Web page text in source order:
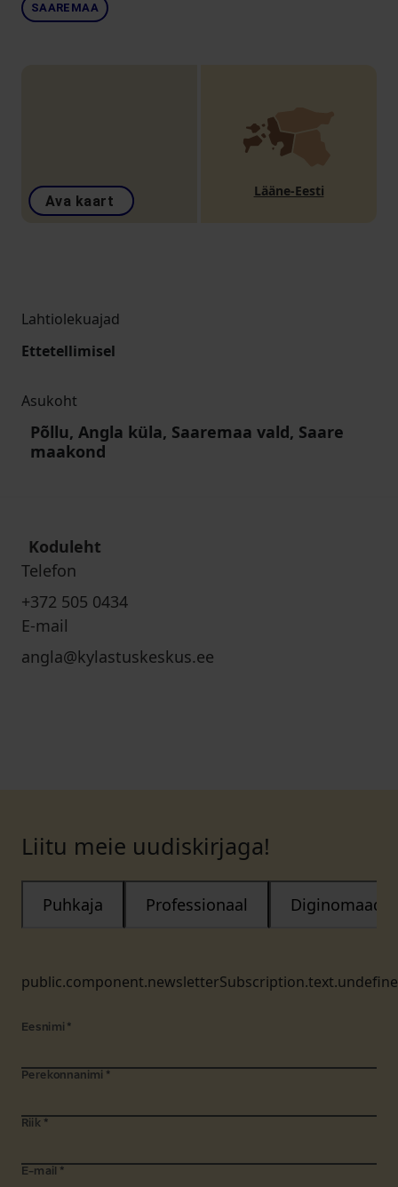
SAAREMAA
Ava kaart
Lääne-Eesti
Lahtiolekuajad
Ettetellimisel
Asukoht
Põllu, Angla küla, Saaremaa vald, Saare
maakond
Koduleht
Telefon
+372 505 0434
E-mail
angla@kylastuskeskus.ee
Liitu meie uudiskirjaga!
Puhkaja Professionaal Diginomaad
Eesnimi *
Perekonnanimi *
Riik *
E-mail *